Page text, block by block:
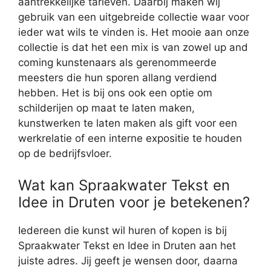
gebruik van een uitgebreide collectie waar voor
ieder wat wils te vinden is. Het mooie aan onze
collectie is dat het een mix is van zowel up and
coming kunstenaars als gerenommeerde
meesters die hun sporen allang verdiend
hebben. Het is bij ons ook een optie om
schilderijen op maat te laten maken,
kunstwerken te laten maken als gift voor een
werkrelatie of een interne expositie te houden
op de bedrijfsvloer.
Wat kan Spraakwater Tekst en
Idee in Druten voor je betekenen?
Iedereen die kunst wil huren of kopen is bij
Spraakwater Tekst en Idee in Druten aan het
juiste adres. Jij geeft je wensen door, daarna